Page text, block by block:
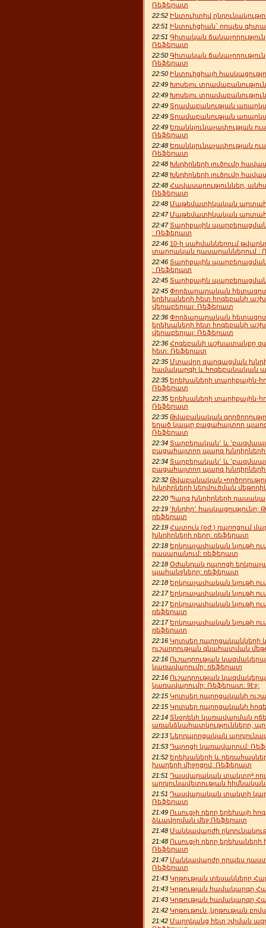
Ռեֆերատ
22:52 Ինտուիտիվ
22:51 Ինտուիցիան` որպես
22:51 Գիտական
Ռեֆերատ
22:50 Գիտական
Ռեֆերատ
22:50 Ինտուիցիայի
22:49 Խոսելու
22:49 Խոսելու
22:49 Տրամաբանության
22:49 Տրամաբանության
22:49 Եռանկյունաչափության
Ռեֆերատ
22:48 Եռանկյունաչափության
Ռեֆերատ
22:48 Խնդիրների լուծումը
22:48 Խնդիրների լուծումը
22:48 Հավասարություններ,
Ռեֆերատ
22:48 Մաթեմատիկական
22:47 Մաթեմատիկական
22:47 Տարիքային
: Ռեֆերատ
22:46 10-ի սահմաններում
տարրական դասարաններում :
22:46 Տարիքային
: Ռեֆերատ
22:45 Տարիքային
22:45 Փորձարարական
երեխաների հետ հոգեբանի
վերաբերյալ: Ռեֆերատ
22:36 Փորձարարական
երեխաների հետ հոգեբանի
վերաբերյալ: Ռեֆերատ
22:36 Հոգեբանի աշխատանքը
հետ: Ռեֆերատ
22:35 Մտավոր զարգացման
համակարգի և հոգեբանական
22:35 Երեխաների տարիքային-
Ռեֆերատ
22:35 Երեխաների տարիքային-
Ռեֆերատ
22:35 Թվաբանական
եղած կապը բացահայտող պարզ
Ռեֆերատ
22:34 Տարբերական՚ և
բացահայտող պարզ
22:34 Տարբերական՚ և
բացահայտող պարզ
22:32 Թվաբանական
խնդիրների ներմուծման
22:20 Պարզ խնդիրների
22:19 ՙԽնդիր՚
ռեֆերատ
22:19 Հատուկ (օժ.) դպրոցում
խնդիրների դերը: ռեֆերատ
22:18 Երկրաչափական նյութի
դասարանում: ռեֆերատ
22:18 Օժանդակ դպրոցի
պահանջները: ռեֆերատ
22:18 Երկրաչափական նյութի
22:17 Երկրաչափական նյութի
22:17 Երկրաչափական նյութի
ռեֆերատ
22:17 Երկրաչափական նյութի
ռեֆերատ
22:16 Կրտսեր դպրոցականների
ուշադրության գնահատման
22:16 Ուշադրության
կառավարումը: ռեֆերատ
22:16 Ուշադրության
կառավարումը: Ռեֆերատ: 9էջ:
22:15 Կրտսեր դպրոցականի
22:15 Կրտսեր դպրոցականի
22:14 Տնօրենի կառավարման
առանձնահատկությունները,
22:13 Ներդպրոցական
21:53 Դպրոցի կառավարում:
21:52 Երեխաների և
խաղերի միջոցով: Ռեֆերատ
21:51 Դասվարական տակտըª
արդյունավետության
21:51 Դասվարական տակտի
Ռեֆերատ
21:49 Ուսուցչի դերը երեխայի
ձևավորման մեջ:Ռեֆերատ
21:48 Մանկավարժի
21:48 Ուսուցչի դերը երեխաների
Ռեֆերատ
21:47 Մանկավարժը որպես
Ռեֆերատ
21:43 Կրթության տեսակները
21:43 Կրթության համակարգը
21:43 Կրթության համակարգը
21:42 Կրթութուն ,կրթության
21:42 Մարդկանց հետ շփման